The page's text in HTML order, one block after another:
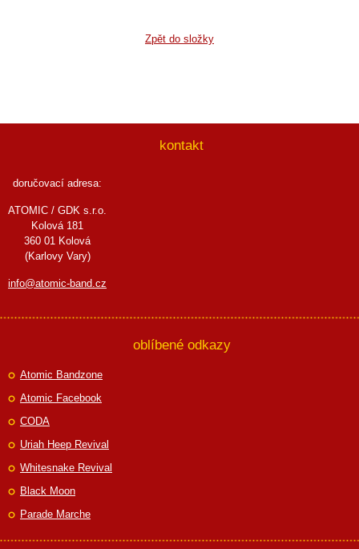
Zpět do složky
kontakt
doručovací adresa:
ATOMIC / GDK s.r.o.
Kolová 181
360 01 Kolová
(Karlovy Vary)
info@atomic-band.cz
oblíbené odkazy
Atomic Bandzone
Atomic Facebook
CODA
Uriah Heep Revival
Whitesnake Revival
Black Moon
Parade Marche